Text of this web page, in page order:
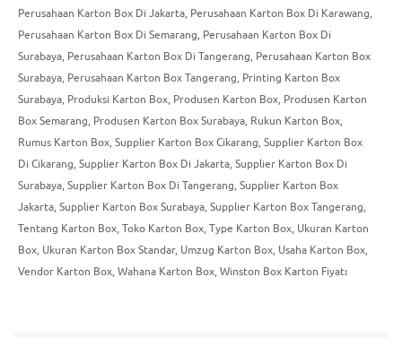
Perusahaan Karton Box Di Jakarta, Perusahaan Karton Box Di Karawang,
Perusahaan Karton Box Di Semarang, Perusahaan Karton Box Di
Surabaya, Perusahaan Karton Box Di Tangerang, Perusahaan Karton Box
Surabaya, Perusahaan Karton Box Tangerang, Printing Karton Box
Surabaya, Produksi Karton Box, Produsen Karton Box, Produsen Karton
Box Semarang, Produsen Karton Box Surabaya, Rukun Karton Box,
Rumus Karton Box, Supplier Karton Box Cikarang, Supplier Karton Box
Di Cikarang, Supplier Karton Box Di Jakarta, Supplier Karton Box Di
Surabaya, Supplier Karton Box Di Tangerang, Supplier Karton Box
Jakarta, Supplier Karton Box Surabaya, Supplier Karton Box Tangerang,
Tentang Karton Box, Toko Karton Box, Type Karton Box, Ukuran Karton
Box, Ukuran Karton Box Standar, Umzug Karton Box, Usaha Karton Box,
Vendor Karton Box, Wahana Karton Box, Winston Box Karton Fiyatı